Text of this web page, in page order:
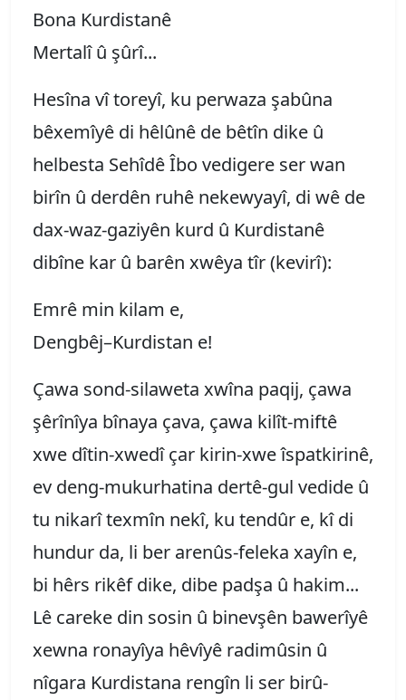
Bona Kurdistanê
Mertalî û şûrî...
Hesîna vî toreyî, ku perwaza şabûna
bêxemîyê di hêlûnê de bêtîn dike û
helbesta Sehîdê Îbo vedigere ser wan
birîn û derdên ruhê nekewyayî, di wê de
dax-waz-gaziyên kurd û Kurdistanê
dibîne kar û barên xwêya tîr (kevirî):
Emrê min kilam e,
Dengbêj–Kurdistan e!
Çawa sond-silaweta xwîna paqij, çawa
şêrînîya bînaya çava, çawa kilît-miftê
xwe dîtin-xwedî çar kirin-xwe îspatkirinê,
ev deng-mukurhatina dertê-gul vedide û
tu nikarî texmîn nekî, ku tendûr e, kî di
hundur da, li ber arenûs-feleka xayîn e,
bi hêrs rikêf dike, dibe padşa û hakim...
Lê careke din sosin û binevşên bawerîyê
xewna ronayîya hêvîyê radimûsin û
nîgara Kurdistana rengîn li ser birû-